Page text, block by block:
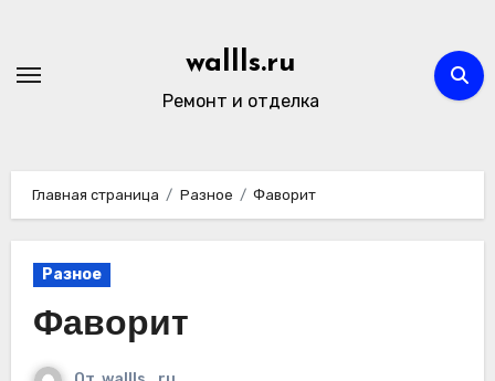
содержимому
wallls.ru
Ремонт и отделка
Главная страница Разное Фаворит
Разное
Фаворит